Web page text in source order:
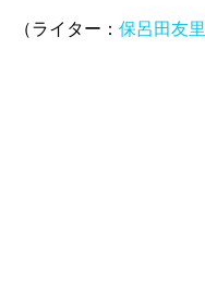
（ライター：保呂田友里